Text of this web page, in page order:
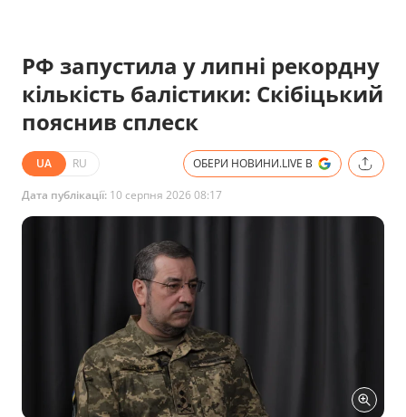
РФ запустила у липні рекордну
кількість балістики: Скібіцький
пояснив сплеск
UA RU ОБЕРИ НОВИНИ.LIVE В
Дата публікації: 10 серпня 2026 08:17